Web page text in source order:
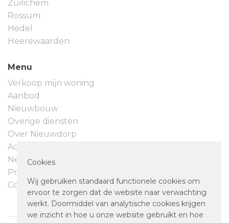
Zuilichem
Rossum
Hedel
Heerewaarden
Menu
Verkoop mijn woning
Aanbod
Nieuwbouw
Overige diensten
Over Nieuwdorp
Actueel
Neem contact op
Privacyverklaring
Cookievoorkeuren
Cookies
Wij gebruiken standaard functionele cookies om
ervoor te zorgen dat de website naar verwachting
werkt. Doormiddel van analytische cookies krijgen
we inzicht in hoe u onze website gebruikt en hoe